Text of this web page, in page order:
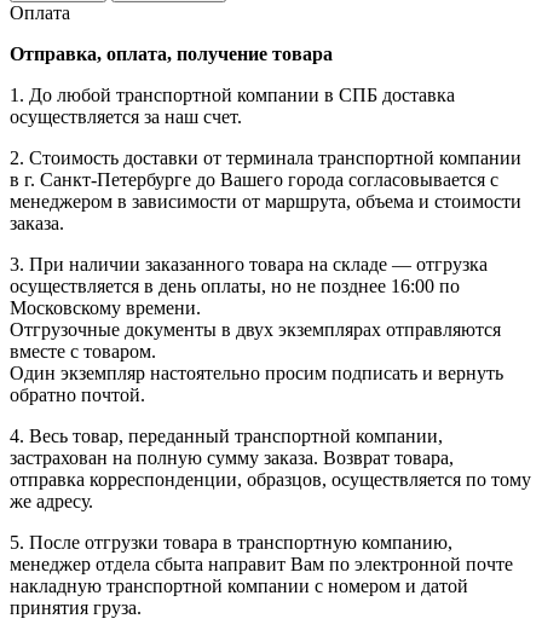
Оплата
Отправка, оплата, получение товара
1. До любой транспортной компании в СПБ доставка
осуществляется за наш счет.
2. Стоимость доставки от терминала транспортной компании
в г. Санкт-Петербурге до Вашего города согласовывается с
менеджером в зависимости от маршрута, объема и стоимости
заказа.
3. При наличии заказанного товара на складе — отгрузка
осуществляется в день оплаты, но не позднее 16:00 по
Московскому времени.
Отгрузочные документы в двух экземплярах отправляются
вместе с товаром.
Один экземпляр настоятельно просим подписать и вернуть
обратно почтой.
4. Весь товар, переданный транспортной компании,
застрахован на полную сумму заказа. Возврат товара,
отправка корреспонденции, образцов, осуществляется по тому
же адресу.
5. После отгрузки товара в транспортную компанию,
менеджер отдела сбыта направит Вам по электронной почте
накладную транспортной компании с номером и датой
принятия груза.